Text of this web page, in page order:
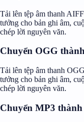
Tải lên tệp âm thanh
tưởng cho bản ghi âm,
chép lời nguyên văn.
Chuyển OGG
Tải lên tệp âm thanh
tưởng cho bản ghi âm,
chép lời nguyên văn.
Chuyển MP3